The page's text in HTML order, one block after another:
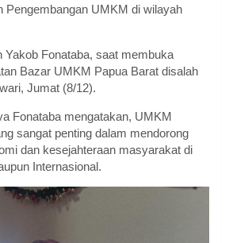
Pengembangan UMKM di wilayah
Yakob Fonataba, saat membuka
Bazar UMKM Papua Barat disalah
Jumat (8/12).
Fonataba mengatakan, UMKM
sangat penting dalam mendorong
dan kesejahteraan masyarakat di
Internasional.